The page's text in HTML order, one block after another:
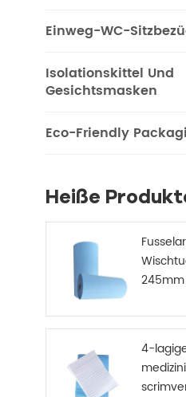
Einweg-WC-
Isolationskittel Und
Gesichtsmasken
Eco-Friendly
Heiße
4-